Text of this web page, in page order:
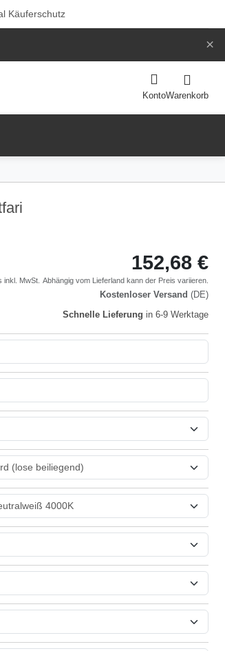
Käuferschutz
×
KontoWarenkorb
152,68 €
inkl. MwSt. Abhängig vom Lieferland kann der Preis variieren.
Kostenloser Versand (DE)
Schnelle Lieferung in 6-9 Werktage